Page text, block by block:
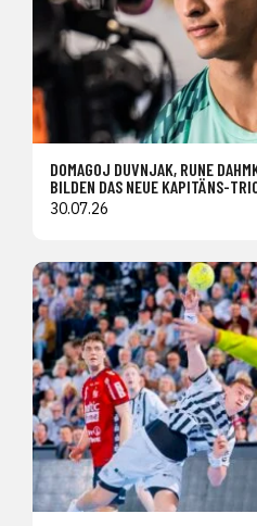
DOMAGOJ DUVNJAK, RUNE
BILDEN DAS NEUE KAPITÄNS-
30.07.26